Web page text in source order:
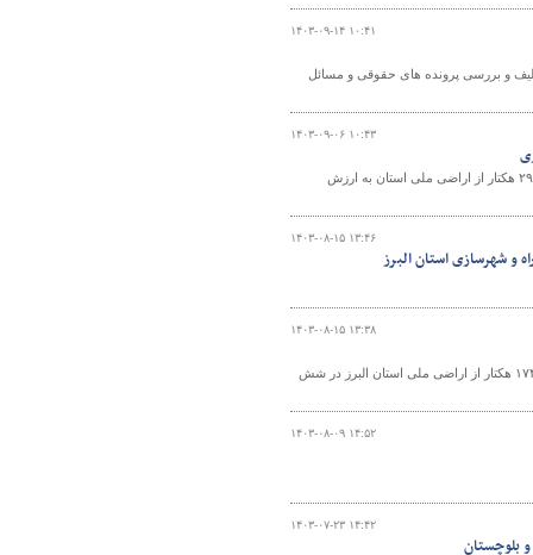
۱۴۰۳-۰۹-۱۴ ۱۰:۴۱
و بررسی پرونده های حقوقی و مسائل
۱۴۰۳-۰۹-۰۶ ۱۰:۴۳
فرمانده یگان حفاظت اداره کل راه و شهرسازی استان چهارمحال و بختیاری از آزاد سازی ۲۹ هکتار از اراضی ملی استان به ارزش
۱۴۰۳-۰۸-۱۵ ۱۳:۴۶
شهرسازی استان البرز
۱۴۰۳-۰۸-۱۵ ۱۳:۳۸
فرمانده یگان حفاظت اداره کل راه و شهرسازی استان البرز طی گزارشی از رفع تصرف ۱۷۴ هکتار از اراضی ملی استان البرز در شش
۱۴۰۳-۰۸-۰۹ ۱۴:۵۲
۱۴۰۳-۰۷-۲۳ ۱۴:۴۲
بلوچستان